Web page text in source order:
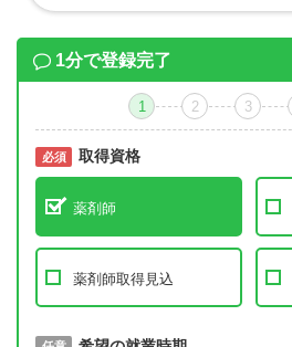
1分で登録完了
1 2 3
必須 取得資格
薬剤師
薬剤師取得見込